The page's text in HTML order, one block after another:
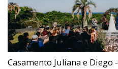
Casamento Juliana e Diego